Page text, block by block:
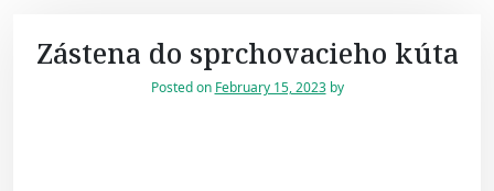
Zástena do sprchovacieho kúta
Posted on February 15, 2023by